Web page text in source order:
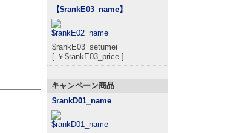
【$rankE03_name】
$rankE03_setumei
[ ￥$rankE03_price ]
キャンペーン商品
$rankD01_name